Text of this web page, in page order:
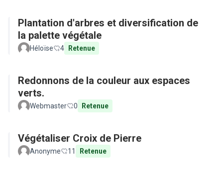
Plantation d'arbres et diversification de
la palette végétale
Héloïse 4 Retenue
Redonnons de la couleur aux espaces
verts.
Webmaster 0 Retenue
Végétaliser Croix de Pierre
Anonyme 11 Retenue